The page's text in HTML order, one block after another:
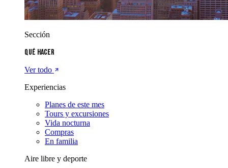
Sección
Qué hacer
Ver todo
Experiencias
Planes de este mes
Tours y excursiones
Vida nocturna
Compras
En familia
Aire libre y deporte